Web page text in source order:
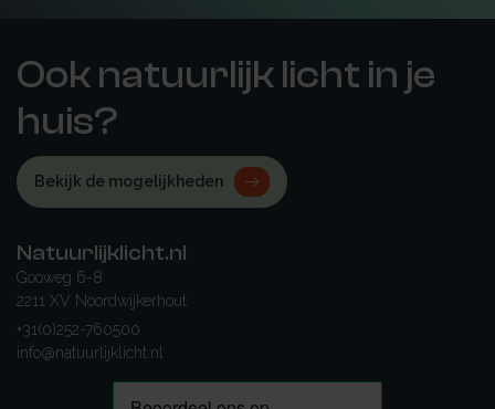
Ook natuurlijk licht in je
huis?
Bekijk de mogelijkheden
Natuurlijklicht.nl
Gooweg 6-8
2211 XV Noordwijkerhout
+31(0)252-760500
info@natuurlijklicht.nl